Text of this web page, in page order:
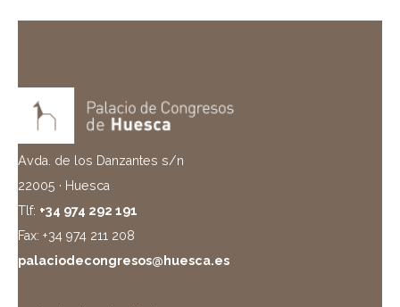
Avda. de los Danzantes s/n
22005 · Huesca
Tlf: +34 974 292 191
Fax: +34 974 211 208
palaciodecongresos@huesca.es